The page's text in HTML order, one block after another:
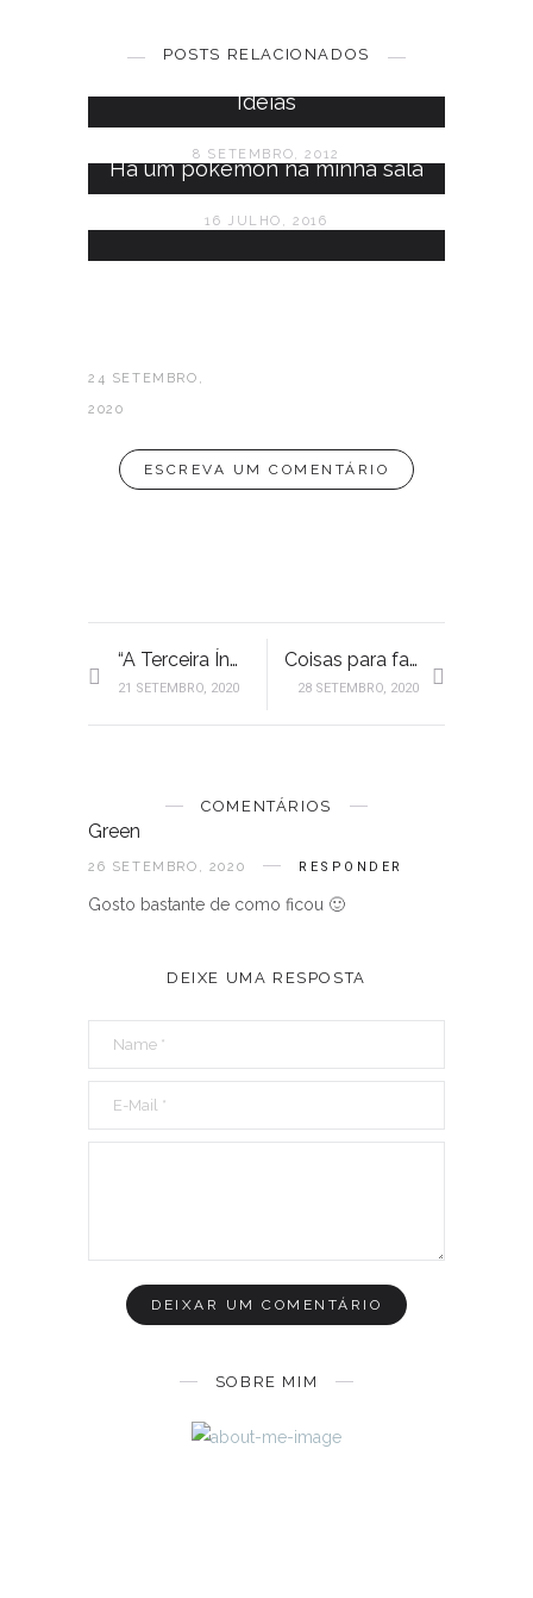
POSTS RELACIONADOS
Ideias
8 SETEMBRO, 2012
Há um pokémon na minha sala
16 JULHO, 2016
24 SETEMBRO,
2020
ESCREVA UM COMENTÁRIO
“A Terceira Índia” de Íris Bravo | Book Review
21 SETEMBRO, 2020
Coisas para fazer quando está frio lá fora
28 SETEMBRO, 2020
COMENTÁRIOS
Green
26 SETEMBRO, 2020 RESPONDER
Gosto bastante de como ficou 🙂
DEIXE UMA RESPOSTA
SOBRE MIM